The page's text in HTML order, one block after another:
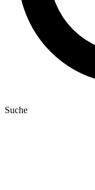
Suche